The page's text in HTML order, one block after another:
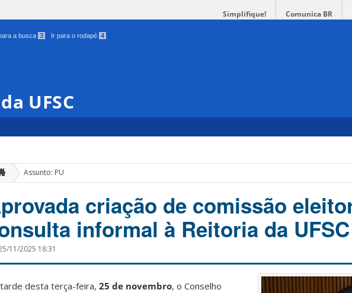
Simplifique! Comunica BR
a busca 3 Ir para o rodapé 4
UFSC
Assunto: PU
criação de comissão
informal à Reitoria da UFSC
11/2025 18:31
desta terça-feira, 25 de novembro, o Conselho